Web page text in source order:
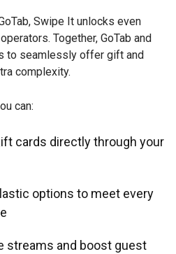
Swipe It unlocks even
Together, GoTab and
to seamlessly offer gift and
complexity.
can:
cards directly through your
options to meet every
streams and boost guest